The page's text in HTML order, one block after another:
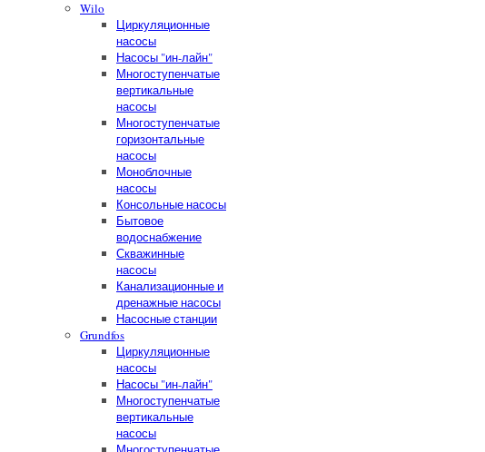
Wilo
Циркуляционные
насосы
Насосы "ин-лайн"
Многоступенчатые
вертикальные
насосы
Многоступенчатые
горизонтальные
насосы
Моноблочные
насосы
Консольные насосы
Бытовое
водоснабжение
Скважинные
насосы
Канализационные и
дренажные насосы
Насосные станции
Grundfos
Циркуляционные
насосы
Насосы "ин-лайн"
Многоступенчатые
вертикальные
насосы